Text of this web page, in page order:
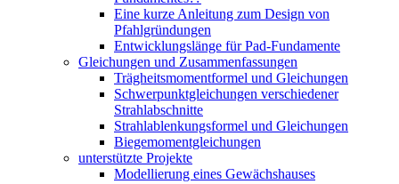
Eine kurze Anleitung zum Design von
Pfahlgründungen
Entwicklungslänge für Pad-Fundamente
Gleichungen und Zusammenfassungen
Trägheitsmomentformel und Gleichungen
Schwerpunktgleichungen verschiedener
Strahlabschnitte
Strahlablenkungsformel und Gleichungen
Biegemomentgleichungen
unterstützte Projekte
Modellierung eines Gewächshauses